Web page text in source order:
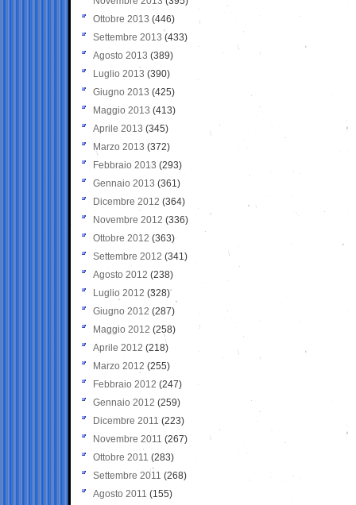
Ottobre 2013 (446)
Settembre 2013 (433)
Agosto 2013 (389)
Luglio 2013 (390)
Giugno 2013 (425)
Maggio 2013 (413)
Aprile 2013 (345)
Marzo 2013 (372)
Febbraio 2013 (293)
Gennaio 2013 (361)
Dicembre 2012 (364)
Novembre 2012 (336)
Ottobre 2012 (363)
Settembre 2012 (341)
Agosto 2012 (238)
Luglio 2012 (328)
Giugno 2012 (287)
Maggio 2012 (258)
Aprile 2012 (218)
Marzo 2012 (255)
Febbraio 2012 (247)
Gennaio 2012 (259)
Dicembre 2011 (223)
Novembre 2011 (267)
Ottobre 2011 (283)
Settembre 2011 (268)
Agosto 2011 (155)